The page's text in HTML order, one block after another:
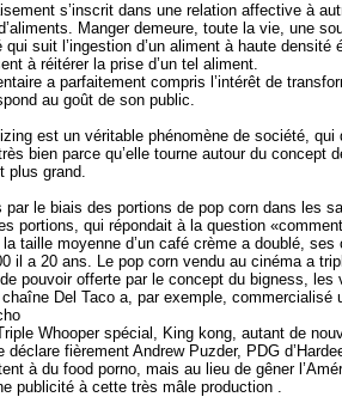
s’inscrit dans une relation affective à
Manger demeure, toute la vie, une
suit l’ingestion d’un aliment à haute
à réitérer la prise d’un tel aliment.
a parfaite­ment compris l’intérêt de
au goût de son public.
est un véritable phénomène de société, qui
bien parce qu’elle tourne autour du concept
plus grand.
par le biais des portions de pop corn dans les
portions, qui répondait à la question
la taille moyenne d’un café crème a doublé,
il a 20 ans. Le pop corn vendu au cinéma a
pouvoir offerte par le concept du bigness,
Del Taco a, par exemple,
Whooper spécial, King kong, autant de
déclare fièrement Andrew Puzder, PDG
à du food porno, mais au lieu de gêner
publicité à cette très mâle production .